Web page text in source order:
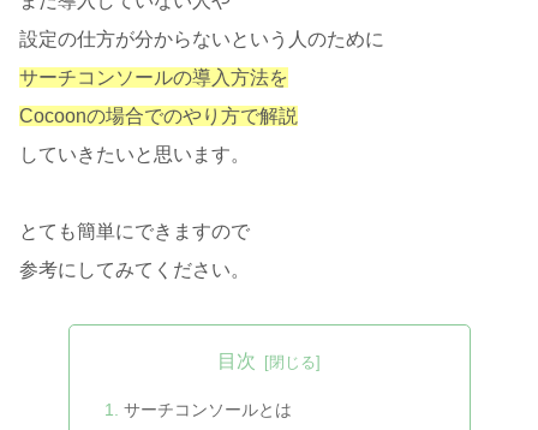
設定の仕方が分からないという人のために
サーチコンソールの導入方法を
Cocoonの場合でのやり方で解説
していきたいと思います。
とても簡単にできますので
参考にしてみてください。
目次
サーチコンソールとは